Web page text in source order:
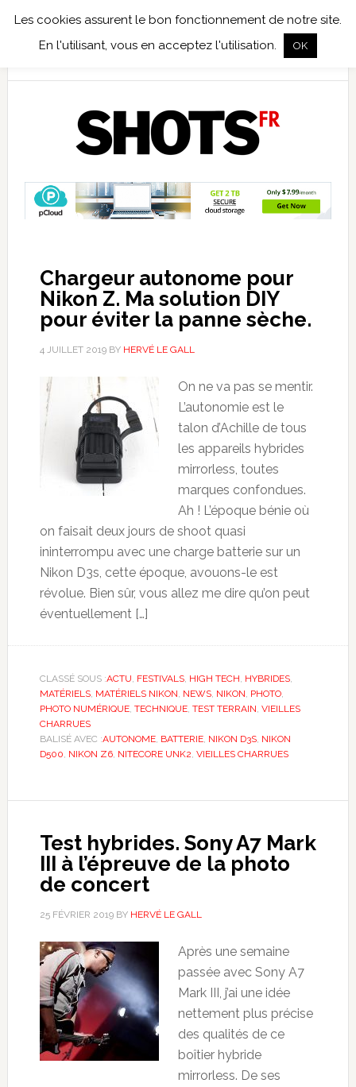
Chargeur autonome pour
Nikon Z. Ma solution DIY
pour éviter la panne sèche.
4 JUILLET 2019BY HERVÉ LE GALL
On ne va pas se mentir.
L’autonomie est le
talon d’Achille de tous
les appareils hybrides
mirrorless, toutes
marques confondues.
Ah ! L’époque bénie où
on faisait deux jours de shoot quasi
ininterrompu avec une charge batterie sur un
Nikon D3s, cette époque, avouons-le est
révolue. Bien sûr, vous allez me dire qu’on peut
éventuellement […]
CLASSÉ SOUS :ACTU FESTIVALS, HIGH TECH HYBRIDES,
MATÉRIELS, MATÉRIELS NIKON NEWS, NIKON PHOTO,
PHOTO NUMÉRIQUE, TECHNIQUE, TEST TERRAIN VIEILLES
CHARRUES
BALISÉ AVEC :AUTONOME, BATTERIE, NIKON D3S, NIKON
D500 NIKON Z6, NITECORE UNK2 VIEILLES CHARRUES
Test hybrides. Sony A7 Mark
III à l’épreuve de la photo
de concert
25 FÉVRIER 2019BY HERVÉ LE GALL
Après une semaine
passée avec Sony A7
Mark III, j’ai une idée
nettement plus précise
des qualités de ce
boîtier hybride
mirrorless. De ses
Les cookies assurent le bon fonctionnement de notre site.
En l'utilisant, vous en acceptez l'utilisation.
OK